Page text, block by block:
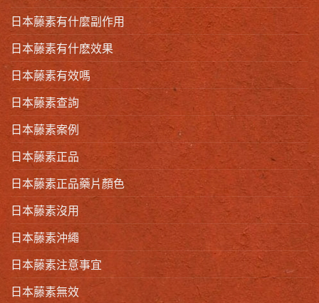
日本藤素有什麼副作用
日本藤素有什麽效果
日本藤素有效嗎
日本藤素查詢
日本藤素案例
日本藤素正品
日本藤素正品藥片顏色
日本藤素沒用
日本藤素沖繩
日本藤素注意事宜
日本藤素無效